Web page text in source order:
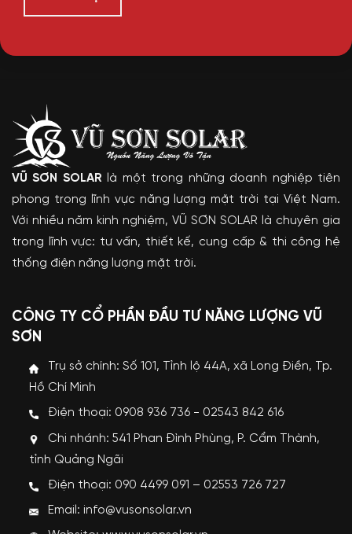
VŨ SƠN SOLAR là một trong những doanh nghiệp tiên
phong trong lĩnh vực năng lượng mặt trời tại Việt Nam.
Với nhiều năm kinh nghiệm, VŨ SƠN SOLAR là chuyên gia
trong lĩnh vực: tư vấn, thiết kế, cung cấp & thi công hệ
thống điện năng lượng mặt trời.
CÔNG TY CỔ PHẦN ĐẦU TƯ NĂNG LƯỢNG VŨ
SƠN
Trụ sở chính: Số 101, Tỉnh lộ 44A, xã Long Điền, Tp.
Hồ Chí Minh
Điện thoại: 0908 936 736 - 02543 842 616
Chi nhánh: 541 Phan Đình Phùng, P. Cẩm Thành,
tỉnh Quảng Ngãi
Điện thoại: 090 4499 091 – 02553 726 727
Email: info@vusonsolar.vn